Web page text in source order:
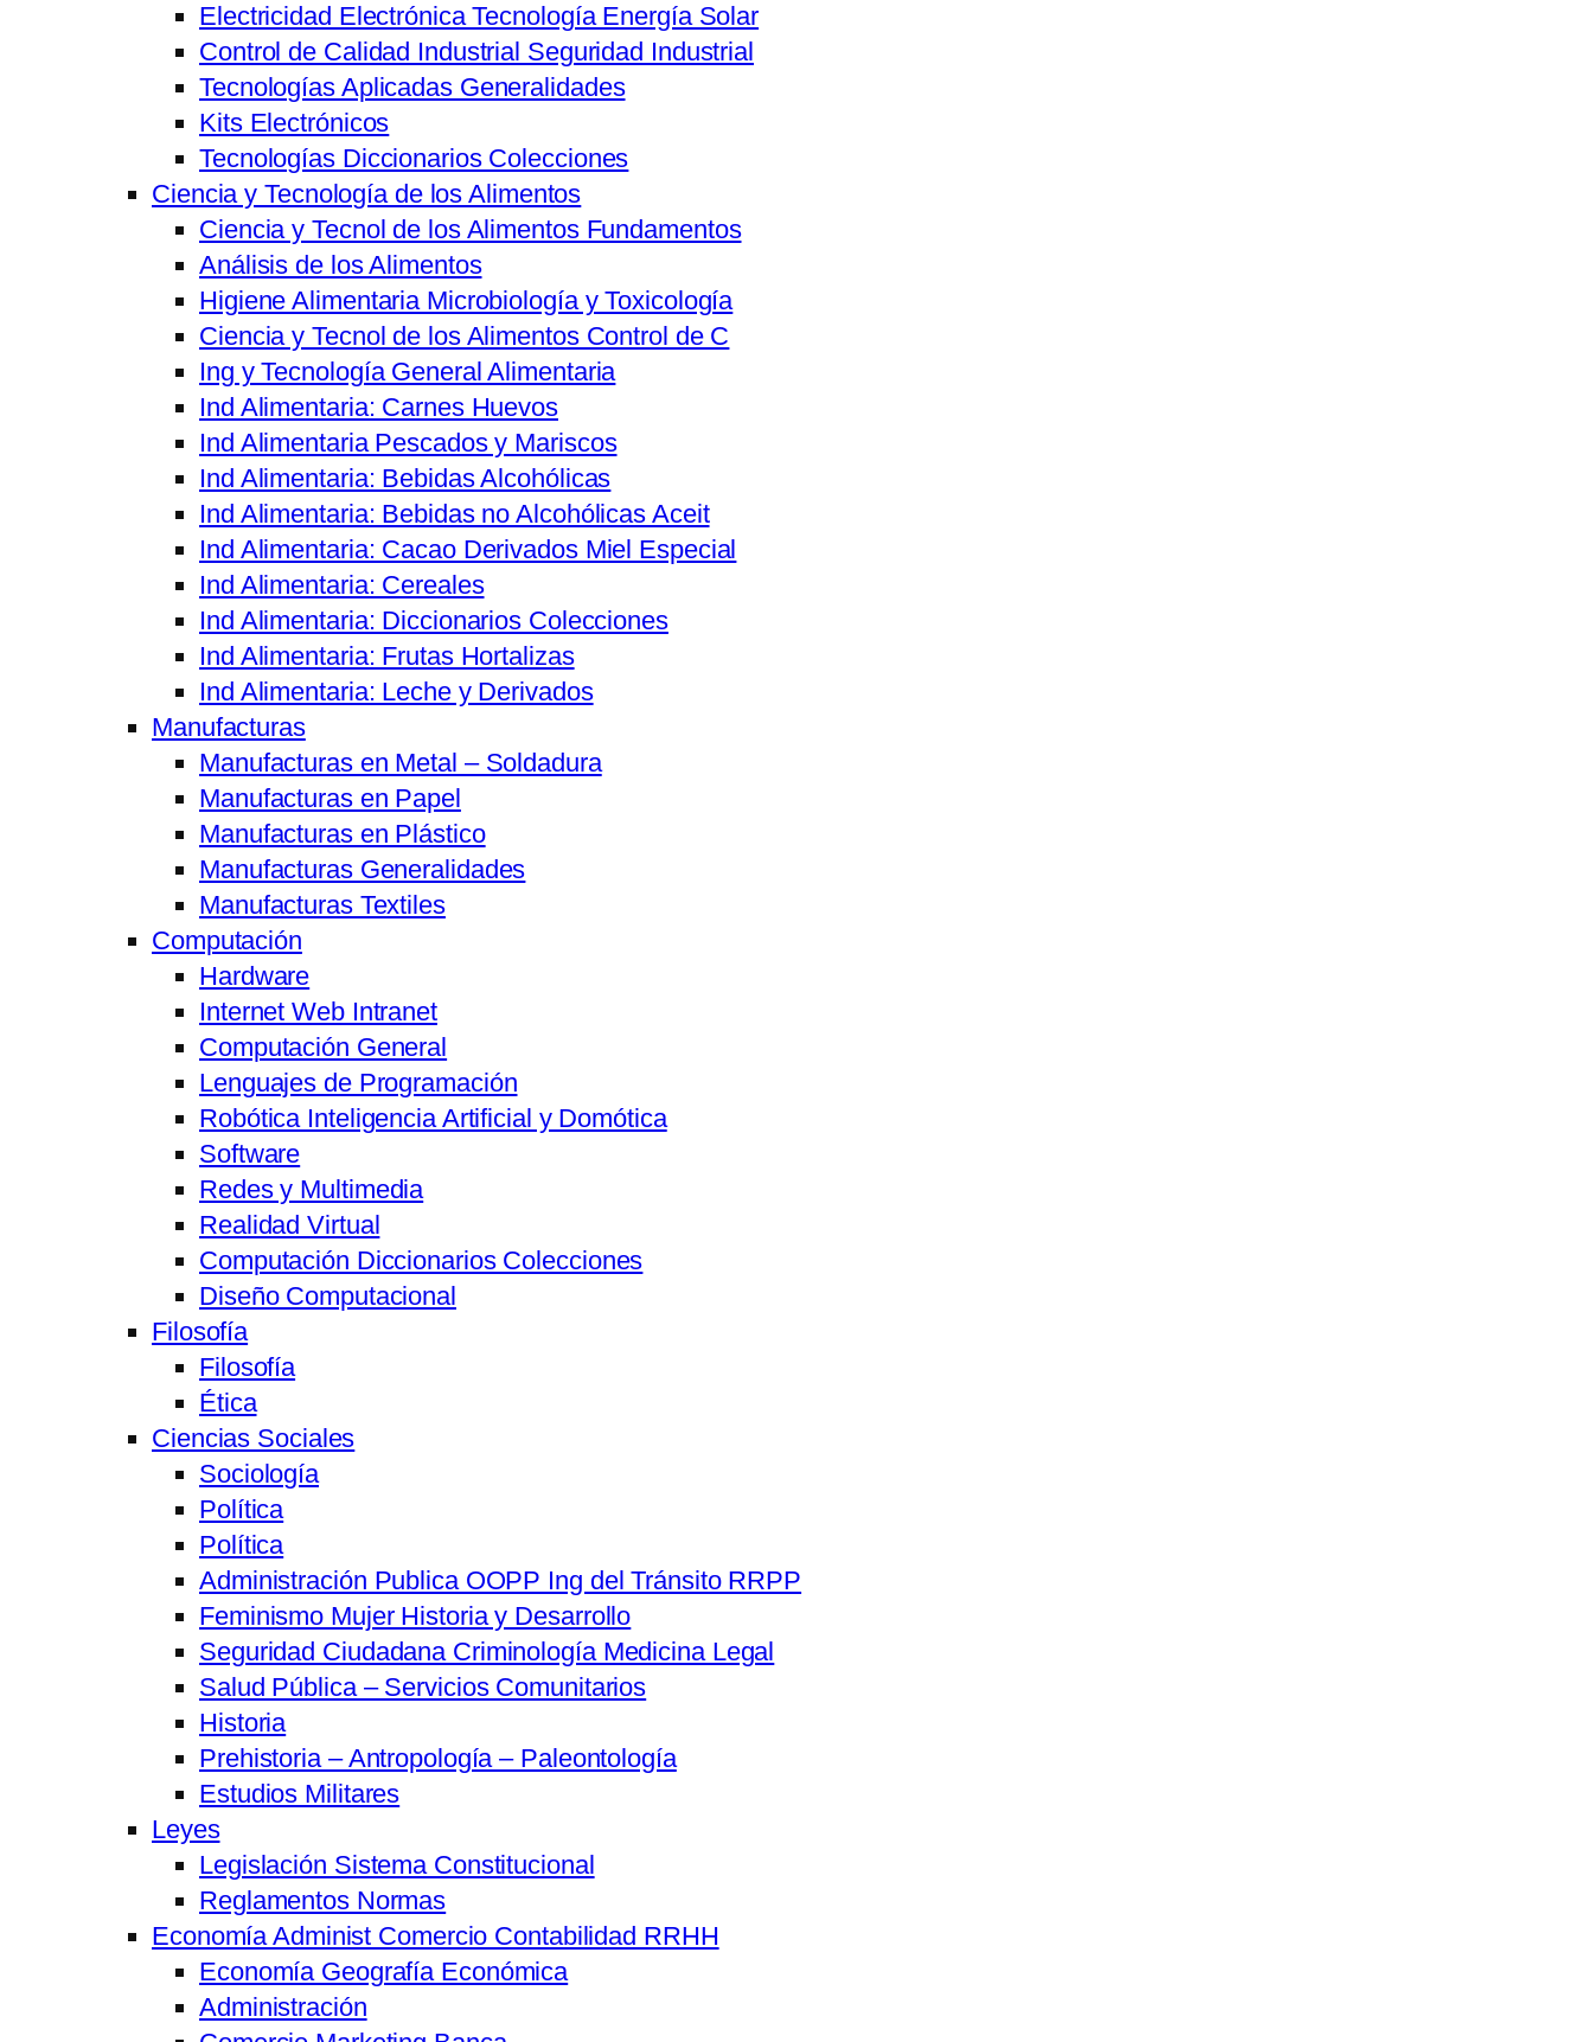
Electricidad Electrónica Tecnología Energía Solar
Control de Calidad Industrial Seguridad Industrial
Tecnologías Aplicadas Generalidades
Kits Electrónicos
Tecnologías Diccionarios Colecciones
Ciencia y Tecnología de los Alimentos
Ciencia y Tecnol de los Alimentos Fundamentos
Análisis de los Alimentos
Higiene Alimentaria Microbiología y Toxicología
Ciencia y Tecnol de los Alimentos Control de C
Ing y Tecnología General Alimentaria
Ind Alimentaria: Carnes Huevos
Ind Alimentaria Pescados y Mariscos
Ind Alimentaria: Bebidas Alcohólicas
Ind Alimentaria: Bebidas no Alcohólicas Aceit
Ind Alimentaria: Cacao Derivados Miel Especial
Ind Alimentaria: Cereales
Ind Alimentaria: Diccionarios Colecciones
Ind Alimentaria: Frutas Hortalizas
Ind Alimentaria: Leche y Derivados
Manufacturas
Manufacturas en Metal – Soldadura
Manufacturas en Papel
Manufacturas en Plástico
Manufacturas Generalidades
Manufacturas Textiles
Computación
Hardware
Internet Web Intranet
Computación General
Lenguajes de Programación
Robótica Inteligencia Artificial y Domótica
Software
Redes y Multimedia
Realidad Virtual
Computación Diccionarios Colecciones
Diseño Computacional
Filosofía
Filosofía
Ética
Ciencias Sociales
Sociología
Política
Política
Administración Publica OOPP Ing del Tránsito RRPP
Feminismo Mujer Historia y Desarrollo
Seguridad Ciudadana Criminología Medicina Legal
Salud Pública – Servicios Comunitarios
Historia
Prehistoria – Antropología – Paleontología
Estudios Militares
Leyes
Legislación Sistema Constitucional
Reglamentos Normas
Economía Administ Comercio Contabilidad RRHH
Economía Geografía Económica
Administración